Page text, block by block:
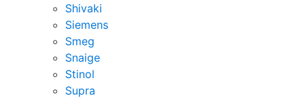
Shivaki
Siemens
Smeg
Snaige
Stinol
Supra